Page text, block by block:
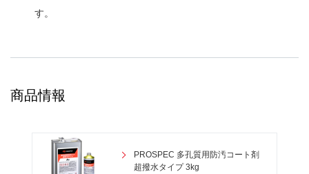
す。
商品情報
PROSPEC 多孔質用防汚コート剤
超撥水タイプ 3kg